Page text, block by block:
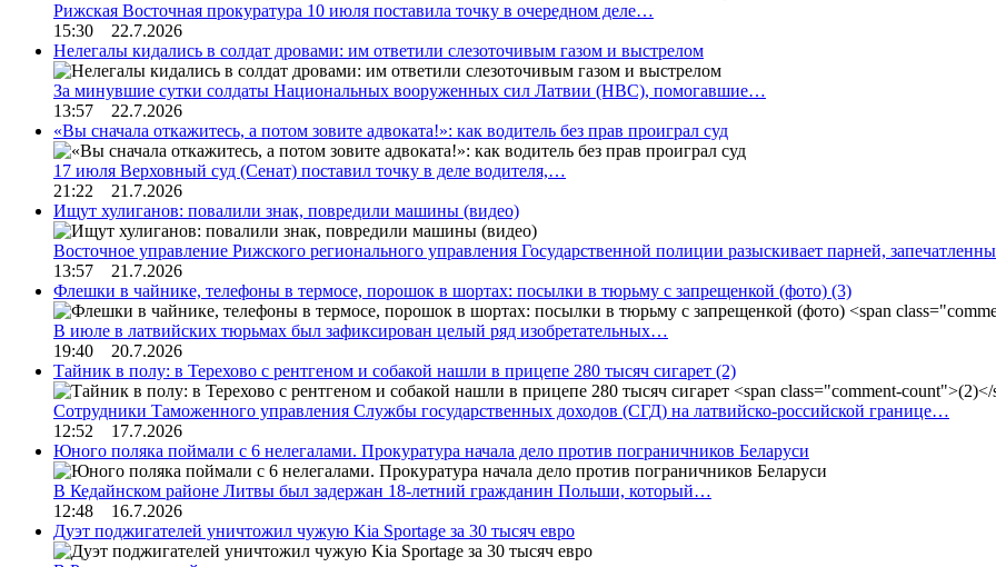
Рижская Восточная прокуратура 10 июля поставила точку в очередном деле…
15:30 22.7.2026
Нелегалы кидались в солдат дровами: им ответили слезоточивым газом и выстрелом
За минувшие сутки солдаты Национальных вооруженных сил Латвии (НВС), помогавшие…
13:57 22.7.2026
«Вы сначала откажитесь, а потом зовите адвоката!»: как водитель без прав проиграл суд
17 июля Верховный суд (Сенат) поставил точку в деле водителя,…
21:22 21.7.2026
Ищут хулиганов: повалили знак, повредили машины (видео)
Восточное управление Рижского регионального управления Государственной полиции разыскивает парней,
13:57 21.7.2026
Флешки в чайнике, телефоны в термосе, порошок в шортах: посылки в тюрьму с запрещенкой (фото) (3)
В июле в латвийских тюрьмах был зафиксирован целый ряд изобретательных…
19:40 20.7.2026
Тайник в полу: в Терехово с рентгеном и собакой нашли в прицепе 280 тысяч сигарет (2)
Сотрудники Таможенного управления Службы государственных доходов (СГД) на латвийско-российской границе…
12:52 17.7.2026
Юного поляка поймали с 6 нелегалами. Прокуратура начала дело против пограничников Беларуси
В Кедайнском районе Литвы был задержан 18-летний гражданин Польши, который…
12:48 16.7.2026
Дуэт поджигателей уничтожил чужую Kia Sportage за 30 тысяч евро